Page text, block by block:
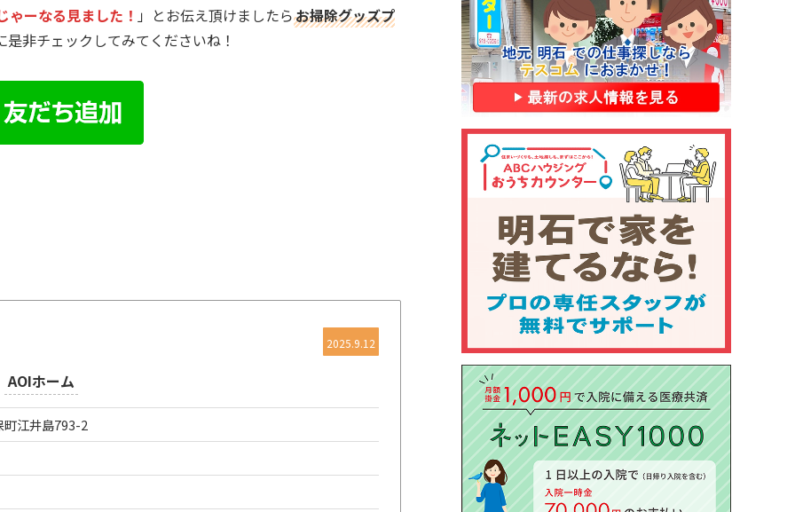
ゃーなる見ました！ 」とお伝え頂けましたらお掃除グッズプ
非チェックしてみてくださいね！
2025.9.12
AOIホーム
江井島793-2